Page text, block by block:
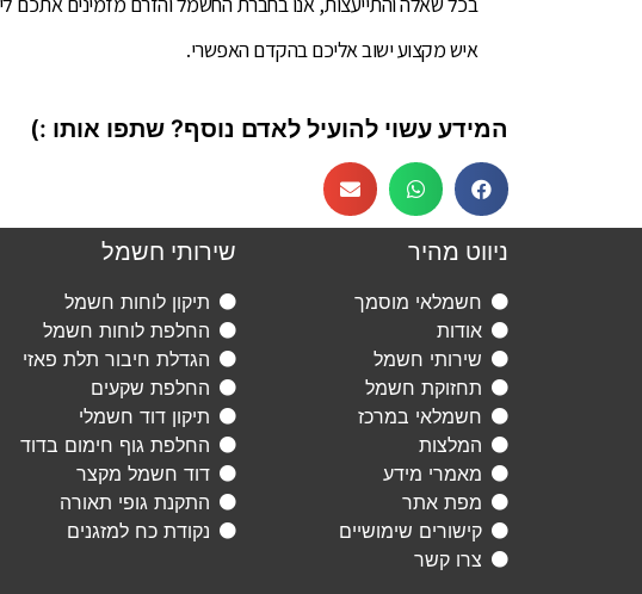
איש מקצוע ישוב אליכם בהקדם האפשרי.
המידע עשוי להועיל לאדם נוסף? שתפו אותו :)
ניווט מהיר
חשמלאי מוסמך
אודות
שירותי חשמל
תחזוקת חשמל
חשמלאי במרכז
המלצות
מאמרי מידע
מפת אתר
קישורים שימושיים
צרו קשר
שירותי חשמל
תיקון לוחות חשמל
החלפת לוחות חשמל
הגדלת חיבור תלת פאזי
החלפת שקעים
תיקון דוד חשמלי
החלפת גוף חימום בדוד
דוד חשמל מקצר
התקנת גופי תאורה
נקודת כח למזגנים